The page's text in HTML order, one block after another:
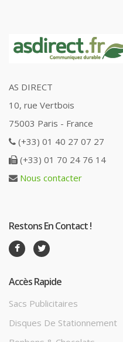
AS DIRECT
10, rue Vertbois
75003 Paris - France
(+33) 01 40 27 07 27
(+33) 01 70 24 76 14
Nous contacter
Restons En Contact !
Accès Rapide
Sacs Publicitaires
Disques De Stationnement